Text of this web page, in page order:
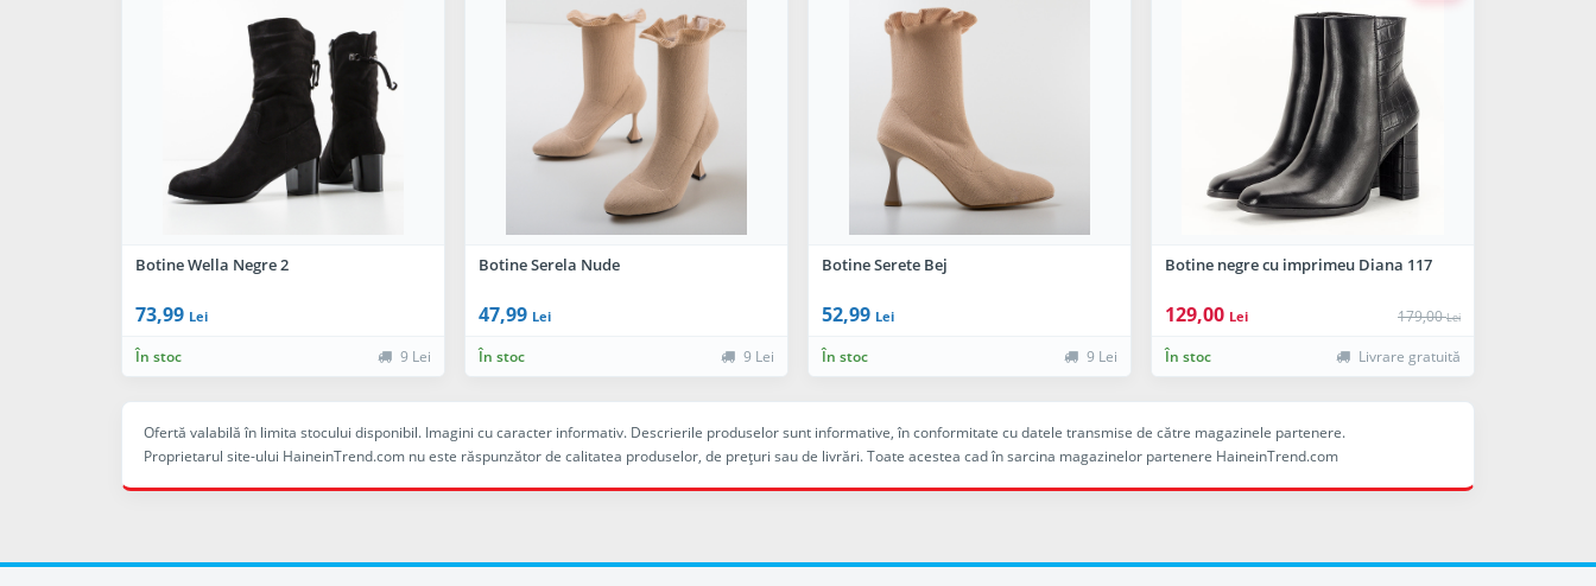
Botine Wella Negre 2
73,99 Lei
În stoc 9 Lei
Botine Serela Nude
47,99 Lei
În stoc 9 Lei
Botine Serete Bej
52,99 Lei
În stoc 9 Lei
Botine negre cu imprimeu Diana 117
129,00 Lei 179,00Lei
În stoc Livrare gratuită
Ofertă valabilă în limita stocului disponibil. Imagini cu caracter informativ. Descrierile produselor sunt informative, în conformitate cu datele transmise de către magazinele partenere.
Proprietarul site-ului HaineinTrend.com nu este răspunzător de calitatea produselor, de preţuri sau de livrări. Toate acestea cad în sarcina magazinelor partenere HaineinTrend.com